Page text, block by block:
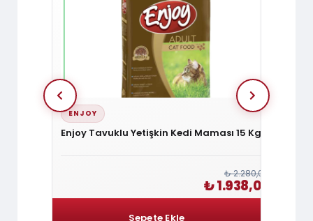
ENJOY
Enjoy Tavuklu Yetişkin Kedi Maması 15 Kg
₺ 2.280,00
₺ 1.938,00